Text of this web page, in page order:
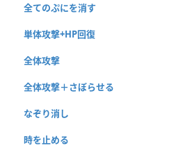
全てのぷにを消す
単体攻撃+HP回復
全体攻撃
全体攻撃＋さぼらせる
なぞり消し
時を止める